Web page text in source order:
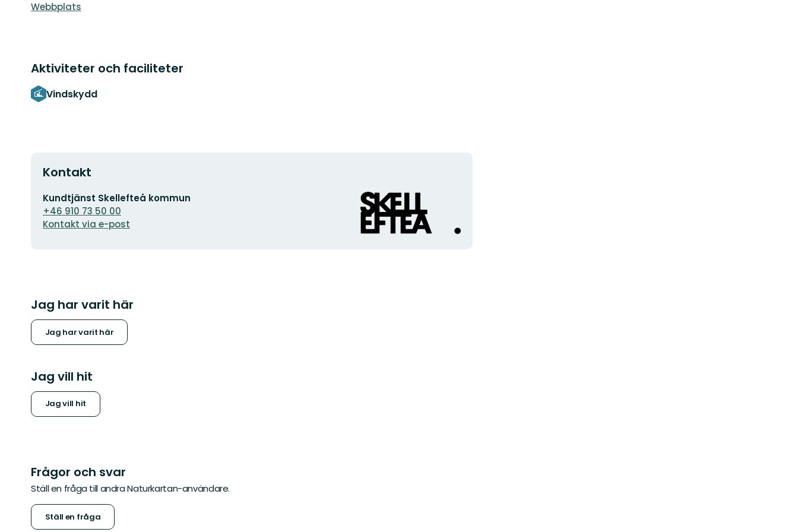
Webbplats
Aktiviteter och faciliteter
Vindskydd
Kontakt
E-
postadress
Kundtjänst Skellefteå kommun
+46 910 73 50 00
Kontakt via e-post
Organisationens
logotyp
Jag har varit här
Jag har varit här
Jag vill hit
Jag vill hit
Frågor och svar
Ställ en fråga till andra Naturkartan-användare.
Ställ en fråga